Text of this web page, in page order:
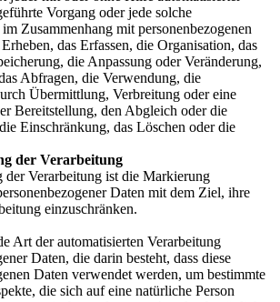
Vorgang oder jede solche
Zusammenhang mit personenbezogenen
das Erfassen, die Organisation, das
die Anpassung oder Veränderung,
Abfragen, die Verwendung, die
Übermittlung, Verbreitung oder eine
Bereitstellung, den Abgleich oder die
Einschränkung, das Löschen oder die
der Verarbeitung
der Verarbeitung ist die Markierung
Daten mit dem Ziel, ihre
einzuschränken.
Art der automatisierten Verarbeitung
Daten, die darin besteht, dass diese
Daten verwendet werden, um bestimmte
die sich auf eine natürliche Person